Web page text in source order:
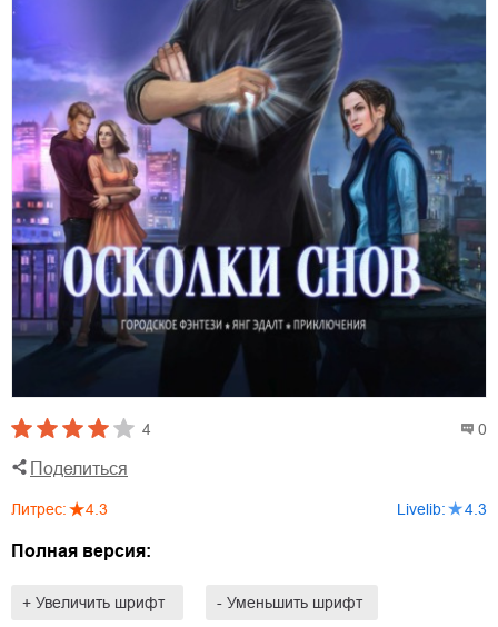
4 0
Поделиться
Литрес: 4.3 Livelib: 4.3
Полная версия:
+ Увеличить шрифт - Уменьшить шрифт